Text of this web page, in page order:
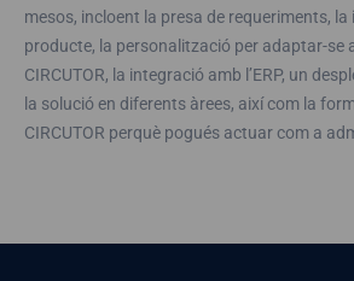
mesos, incloent la presa de requeriments, la
producte, la personalització per adaptar-se
CIRCUTOR, la integració amb l’ERP, un
la solució en diferents àrees, així com la
CIRCUTOR perquè pogués actuar com a